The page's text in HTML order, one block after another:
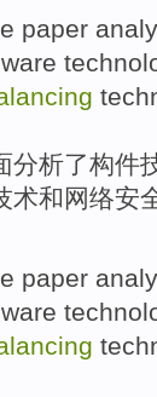
paper
分析了构件
术和 网络安
paper